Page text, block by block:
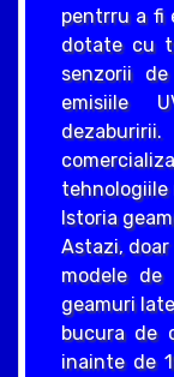
pentrru a fi
dotate cu
senzorii
emisiile
tehnologiile
Istoria
Astazi,
modele
geamuri
bucura de
inainte de